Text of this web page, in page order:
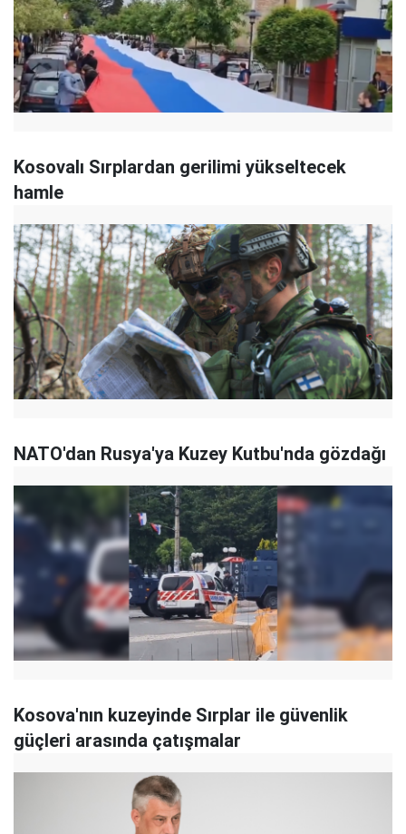
Kosovalı Sırplardan gerilimi yükseltecek
hamle
NATO'dan Rusya'ya Kuzey Kutbu'nda gözdağı
Kosova'nın kuzeyinde Sırplar ile güvenlik
güçleri arasında çatışmalar